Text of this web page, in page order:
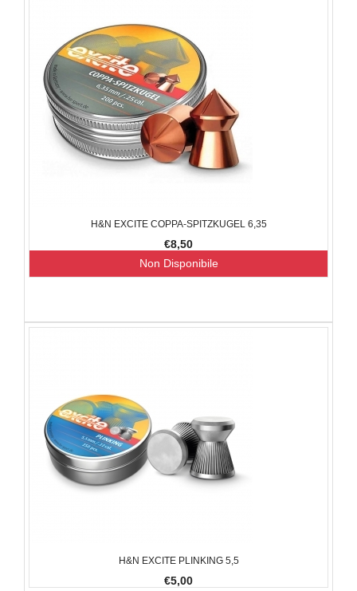
H&N EXCITE COPPA-SPITZKUGEL 6,35
€8,50
Non Disponibile
H&N EXCITE PLINKING 5,5
€5,00